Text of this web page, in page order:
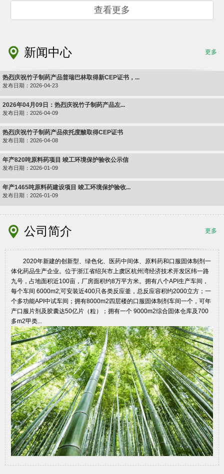
查看更多
新闻中心 更多
热烈庆祝竹子制药产品普瑞巴林取得新CEP证书，...
发布日期：2026-04-23
2026年04月09日：热烈庆祝竹子制药产品左...
发布日期：2026-04-09
热烈庆祝竹子制药产品依托度酸取得CEP证书
发布日期：2026-04-08
年产820吨原料药项目 竣工环境保护验收公示信
发布日期：2026-01-09
年产1465吨原料药建设项目 竣工环境保护验收...
发布日期：2026-01-09
公司简介 更多
2020年新建的创新型、绿色化、医药中间体、原料药和口服固体制剂一
体化药品生产企业。位于浙江省绍兴市上虞区杭州湾经济技术开发区纬一路
九号，占地面积近100亩，厂房面积约8万平方米。拥有八个API生产车间，
每个车间 6000m2;可安装近400只各类反应釜，总反应容积约2000立方；一
个多功能API中试车间；拥有8000m2四层楼的口服固体制剂车间一个，可年
产口服片剂及胶囊达50亿片（粒）；拥有一个 9000m2综合固体仓库及700
多m2甲类...